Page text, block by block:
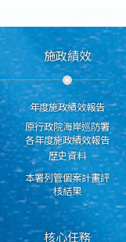
施政績效
年度施政績效報告
原行政院海岸巡防署
各年度施政績效報告
歷史資料
本署列管個案計畫評
核結果
核心任務